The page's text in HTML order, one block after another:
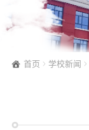
首页 学校新闻